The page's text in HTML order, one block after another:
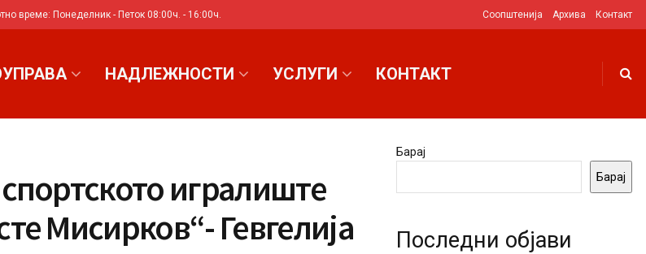
време: Понеделник - Петок 08:00ч. - 16:00ч. Соопштенија Архива Контакт
НАДЛЕЖНОСТИ УСЛУГИ КОНТАКТ
игралиште
Мисирков“- Гевгелија
Барај
Барај
Последни објави